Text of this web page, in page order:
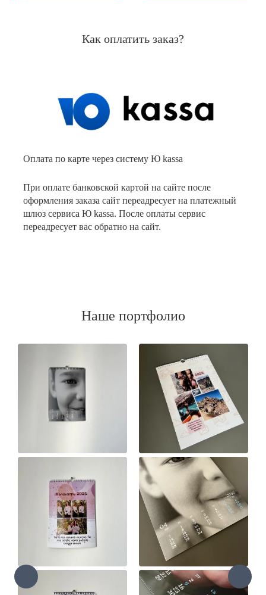
Как оплатить заказ?
Оплата по карте через систему Ю kassa
При оплате банковской картой на сайте после
оформления заказа сайт переадресует на платежный
шлюз сервиса Ю kassa. После оплаты сервис
переадресует вас обратно на сайт.
Наше портфолио